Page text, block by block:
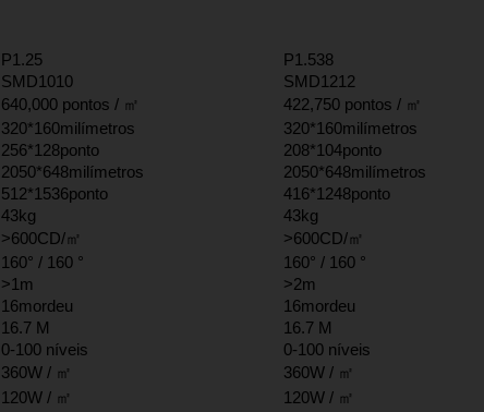
P1.25 P1.538
SMD1010 SMD1212
640,000 pontos / ㎡ 422,750 pontos / ㎡
320*160milímetros 320*160milímetros
256*128ponto 208*104ponto
2050*648milímetros 2050*648milímetros
512*1536ponto 416*1248ponto
43kg 43kg
>600CD/㎡ >600CD/㎡
160° / 160 ° 160° / 160 °
>1m >2m
16mordeu 16mordeu
16.7 M 16.7 M
0-100 níveis 0-100 níveis
360W / ㎡ 360W / ㎡
120W / ㎡ 120W / ㎡